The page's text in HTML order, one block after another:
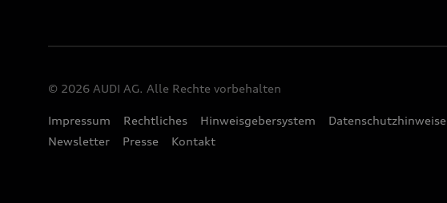
© 2026 AUDI AG. Alle Rechte vorbehalten
Impressum Rechtliches Hinweisgebersystem Datenschutzhinweise
Newsletter
Presse Kontakt